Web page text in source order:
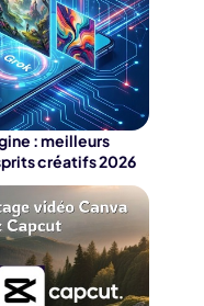
: meilleurs
créatifs 2026